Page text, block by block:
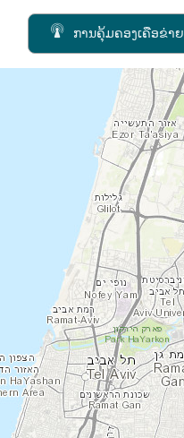
ການຄຸ້ມຄອງເຄືອຂ່າຍ